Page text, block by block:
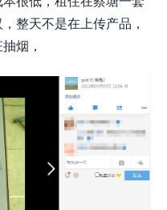
整天不是在上传产品，
烟，